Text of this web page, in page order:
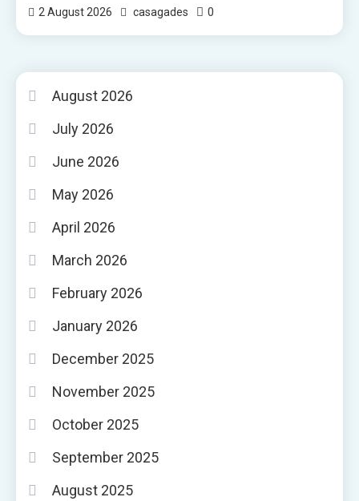
2 August 2026 casagades 0
August 2026
July 2026
June 2026
May 2026
April 2026
March 2026
February 2026
January 2026
December 2025
November 2025
October 2025
September 2025
August 2025